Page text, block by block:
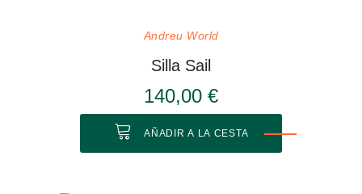
Andreu World
Silla Sail
140,00 €
AÑADIR A LA CESTA